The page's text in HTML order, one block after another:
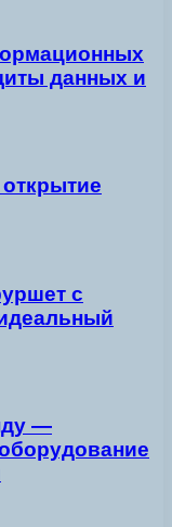
данных и
с
—